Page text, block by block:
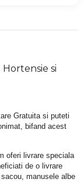
si
Gratuita si puteti
bifand acest
oferi livrare speciala
de o livrare
manusele albe